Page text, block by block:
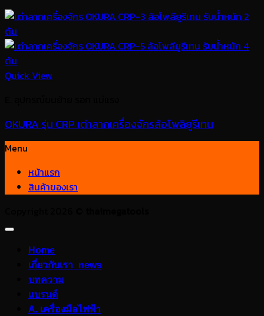
Quick View
OKURA รุ่น CRP เต่าลากเครื่องจักรล้อโพลิยูรีเทน
Menu
หน้าแรก
สินค้าของเรา
Home
เกี่ยวกับเรา_news
บทความ
แบรนด์
A. เครื่องมือไฟฟ้า